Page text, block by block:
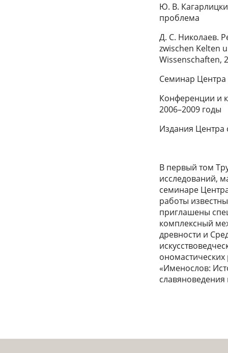
Ю. В.
проблема
Д. С. Николаев.
zwischen Kelten
Wissenschaften,
Семинар Центра
Конференции и
2006–2009 годы
Издания Центра
В первый том
исследований,
семинаре
работы
приглашены
комплексный
древности и
«Именослов:
славяноведения